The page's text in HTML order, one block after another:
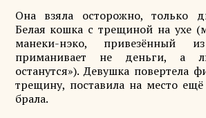
Она взяла осторожно, только
Белая кошка с трещиной на ухе
манеки-нэко, привезённый
приманивает не деньги, а
останутся»). Девушка повертела
трещину, поставила на место ещё
брала.